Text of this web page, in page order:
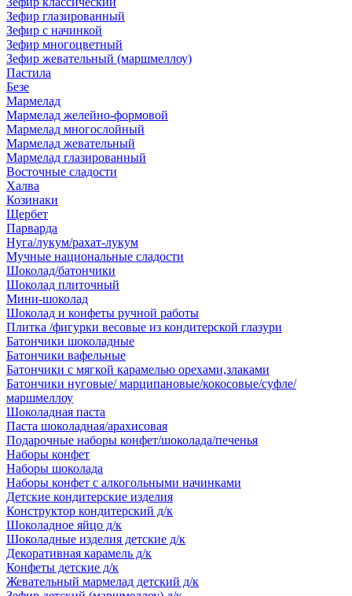
Зефир глазированный
Зефир с начинкой
Зефир многоцветный
Зефир жевательный (маршмеллоу)
Пастила
Безе
Мармелад
Мармелад желейно-формовой
Мармелад многослойный
Мармелад жевательный
Мармелад глазированный
Восточные сладости
Халва
Козинаки
Щербет
Парварда
Нуга/лукум/рахат-лукум
Мучные национальные сладости
Шоколад/батончики
Шоколад плиточный
Мини-шоколад
Шоколад и конфеты ручной работы
Плитка /фигурки весовые из кондитерской глазури
Батончики шоколадные
Батончики вафельные
Батончики с мягкой карамелью орехами,злаками
Батончики нуговые/ марципановые/кокосовые/суфле/
маршмеллоу
Шоколадная паста
Паста шоколадная/арахисовая
Подарочные наборы конфет/шоколада/печенья
Наборы конфет
Наборы шоколада
Наборы конфет с алкогольными начинками
Детские кондитерские изделия
Конструктор кондитерский д/к
Шоколадное яйцо д/к
Шоколадные изделия детские д/к
Декоративная карамель д/к
Конфеты детские д/к
Жевательный мармелад детский д/к